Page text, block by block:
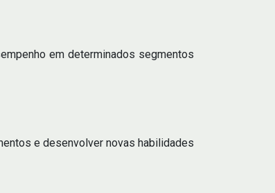
em determinados segmentos
e desenvolver novas habilidades